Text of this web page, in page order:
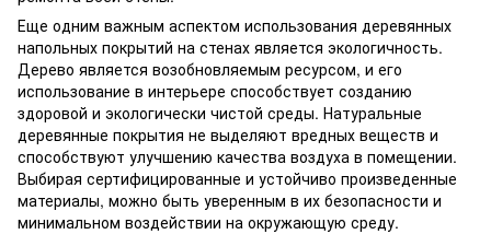
Еще одним важным аспектом использования деревянных
напольных покрытий на стенах является экологичность.
Дерево является возобновляемым ресурсом, и его
использование в интерьере способствует созданию
здоровой и экологически чистой среды. Натуральные
деревянные покрытия не выделяют вредных веществ и
способствуют улучшению качества воздуха в помещении.
Выбирая сертифицированные и устойчиво произведенные
материалы, можно быть уверенным в их безопасности и
минимальном воздействии на окружающую среду.